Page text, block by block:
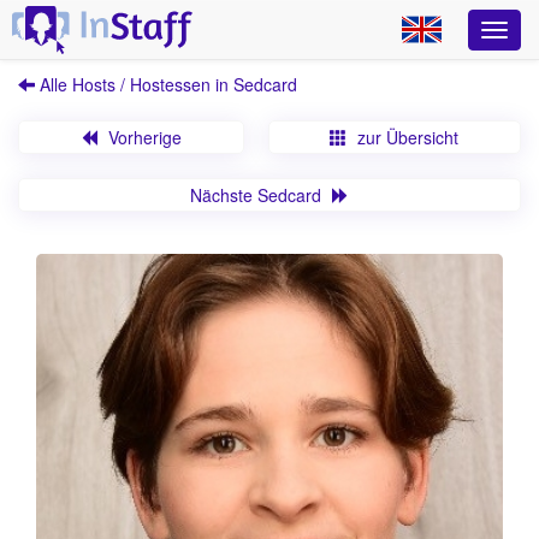
Alle Hosts / Hostessen in Sedcard
Vorherige zur Übersicht
Nächste Sedcard